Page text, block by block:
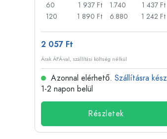
60
1 937 Ft
120
1 890 Ft
1.740
1 437 Ft
6.880
1 242 Ft
2 057 Ft
Árak ÁFÁ-val, szállítási költség nélkül
Azonnal elérhető. Szállításra kész
1-2 napon belül
Részletek